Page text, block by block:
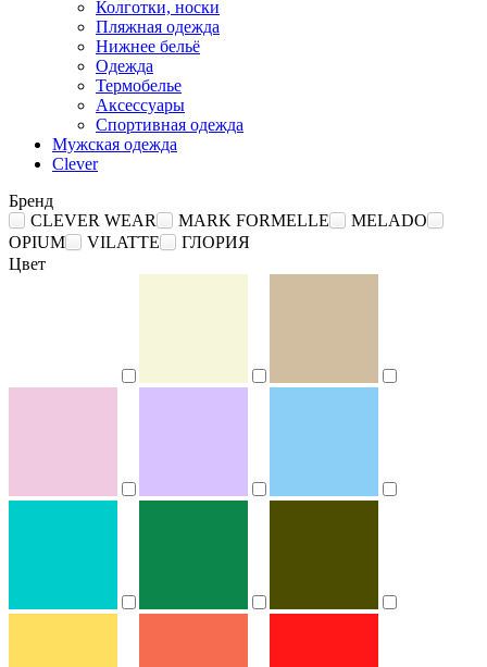
Колготки, носки
Пляжная одежда
Нижнее бельё
Одежда
Термобелье
Аксессуары
Спортивная одежда
Мужская одежда
Clever
Бренд
CLEVER WEAR
MARK FORMELLE
MELADO
OPIUM
VILATTE
ГЛОРИЯ
Цвет